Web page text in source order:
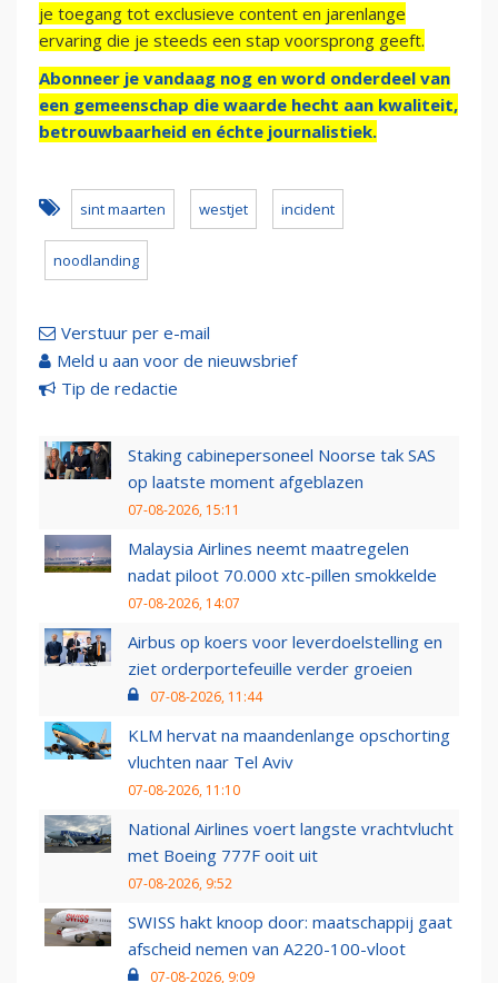
je toegang tot exclusieve content en jarenlange
ervaring die je steeds een stap voorsprong geeft.
Abonneer je vandaag nog en word onderdeel van
een gemeenschap die waarde hecht aan kwaliteit,
betrouwbaarheid en échte journalistiek.
sint maarten westjet incident
noodlanding
Verstuur per e-mail
Meld u aan voor de nieuwsbrief
Tip de redactie
Staking cabinepersoneel Noorse tak SAS
op laatste moment afgeblazen
07-08-2026, 15:11
Malaysia Airlines neemt maatregelen
nadat piloot 70.000 xtc-pillen smokkelde
07-08-2026, 14:07
Airbus op koers voor leverdoelstelling en
ziet orderportefeuille verder groeien
07-08-2026, 11:44
KLM hervat na maandenlange opschorting
vluchten naar Tel Aviv
07-08-2026, 11:10
National Airlines voert langste vrachtvlucht
met Boeing 777F ooit uit
07-08-2026, 9:52
SWISS hakt knoop door: maatschappij gaat
afscheid nemen van A220-100-vloot
07-08-2026, 9:09